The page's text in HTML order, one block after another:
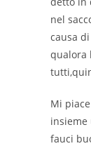
nel
causa
qualora
Mi
insieme
fauci